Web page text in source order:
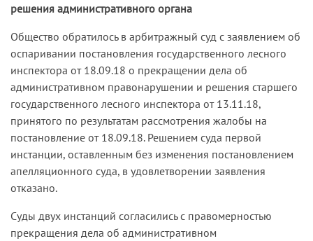
решения административного органа
Общество обратилось в арбитражный суд с заявлением об
оспаривании постановления государственного лесного
инспектора от 18.09.18 о прекращении дела об
административном правонарушении и решения старшего
государственного лесного инспектора от 13.11.18,
принятого по результатам рассмотрения жалобы на
постановление от 18.09.18. Решением суда первой
инстанции, оставленным без изменения постановлением
апелляционного суда, в удовлетворении заявления
отказано.
Суды двух инстанций согласились с правомерностью
прекращения дела об административном